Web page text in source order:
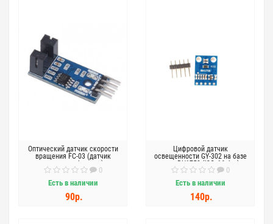
Оптический датчик скорости
вращения FC-03 (датчик
скорости оборотов)
0
Есть в наличии
90р.
Цифровой датчик
освещенности GY-302 на базе
чипа BH1750 (I2C, 16 бит)
0
Есть в наличии
140р.